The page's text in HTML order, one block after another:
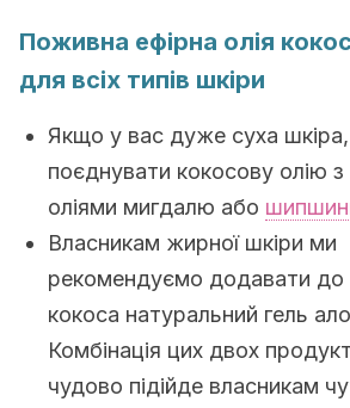
Поживна ефірна олія
для всіх типів шкіри
Якщо у вас дуже суха
поєднувати кокосову олію з
оліями мигдалю або
Власникам жирної шкіри ми
рекомендуємо додавати до
кокоса натуральний гель
Комбінація цих двох
чудово підійде власникам